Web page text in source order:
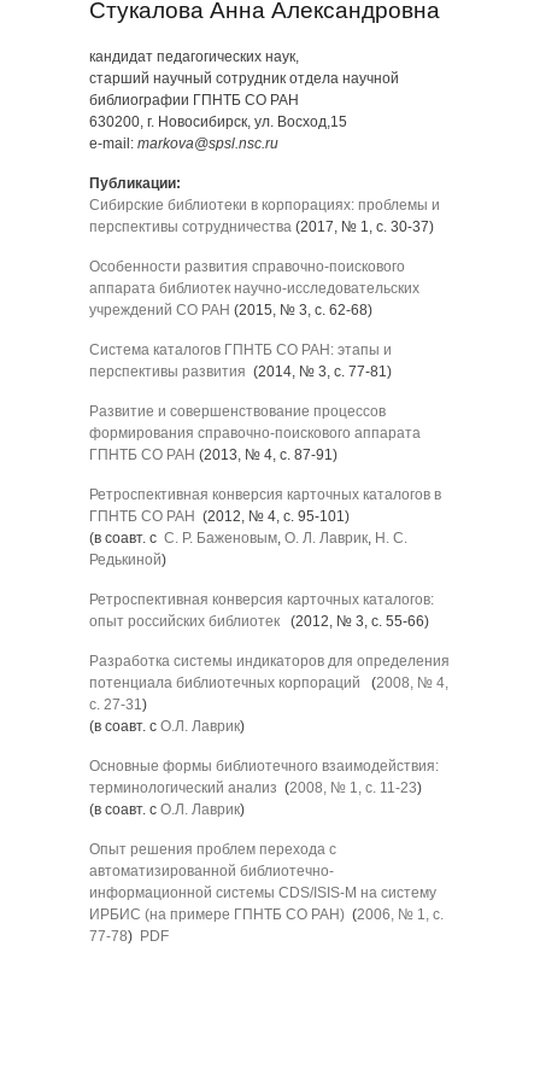
Стукалова Анна Александровна
кандидат педагогических наук,
старший научный сотрудник отдела научной
библиографии ГПНТБ СО РАН
630200, г. Новосибирск, ул. Восход,15
e-mail: markova@spsl.nsc.ru
Публикации:
Сибирские библиотеки в корпорациях: проблемы и
перспективы сотрудничества (2017, № 1, с. 30-37)
Особенности развития справочно-поискового
аппарата библиотек научно-исследовательских
учреждений СО РАН (2015, № 3, с. 62-68)
Система каталогов ГПНТБ СО РАН: этапы и
перспективы развития (2014, № 3, с. 77-81)
Развитие и совершенствование процессов
формирования справочно-поискового аппарата
ГПНТБ СО РАН (2013, № 4, с. 87-91)
Ретроспективная конверсия карточных каталогов в
ГПНТБ СО РАН (2012, № 4, с. 95-101)
(в соавт. с С. Р. Баженовым, О. Л. Лаврик, Н. С.
Редькиной)
Ретроспективная конверсия карточных каталогов:
опыт российских библиотек (2012, № 3, с. 55-66)
Разработка системы индикаторов для определения
потенциала библиотечных корпораций (2008, № 4,
с. 27-31)
(в соавт. с О.Л. Лаврик)
Основные формы библиотечного взаимодействия:
терминологический анализ (2008, № 1, с. 11-23)
(в соавт. с О.Л. Лаврик)
Опыт решения проблем перехода с
автоматизированной библиотечно-
информационной системы CDS/ISIS-М на систему
ИРБИС (на примере ГПНТБ СО РАН) (2006, № 1, с.
77-78) PDF